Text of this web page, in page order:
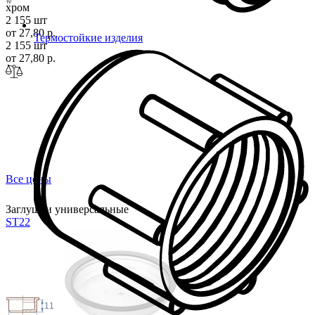
Термостойкие изделия
хром
2 155 шт
от 27,80 р.
2 155 шт
от 27,80 р.
Все цены
Заглушки универсальные
ST22
11